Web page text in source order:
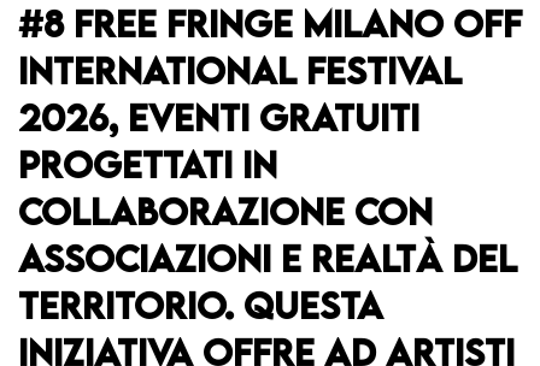
#8 FREE FRINGE MILANO OFF
INTERNATIONAL FESTIVAL
2026, EVENTI GRATUITI
PROGETTATI IN
COLLABORAZIONE CON
ASSOCIAZIONI E REALTÀ DEL
TERRITORIO. QUESTA
INIZIATIVA OFFRE AD ARTISTI